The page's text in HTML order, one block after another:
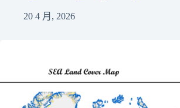
20 4 月, 2026